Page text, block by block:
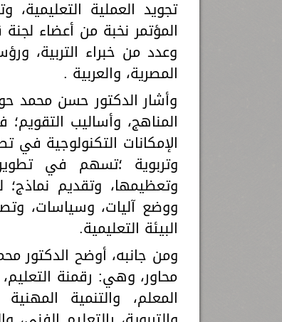
تجويد العملية
المؤتمر نخبة من أعضاء
وعدد من خبراء التربية،
المصرية، والعربية .
وأشار الدكتور حسن محمد
المناهج، وأساليب
الإمكانات التكنولوجية في
وتربوية ؛تسهم في
وتعظيمها، وتقديم
ووضع آليات، وسياسات،
البيئة التعليمية.
ومن جانبه، أوضح الدكتور
محاور، وهي: رقمنة التعليم،
المعلم، والتنمية